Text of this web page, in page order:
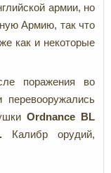
армии, но
Армию, так что
как и некоторые
поражения во
перевооружались
Ordnance
BL
Калибр орудий,